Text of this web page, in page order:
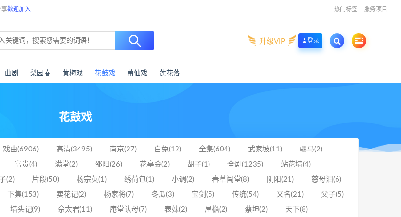
享歡迎加入 热门标签 服务项目
升级VIP 登录
曲剧 梨园春 黄梅戏 花鼓戏 莆仙戏 莲花落
花鼓戏
戏曲(6906) 高清(3495) 南京(27) 白兔(12) 全集(604) 武家坡(11) 骡马(2)
富贵(4) 满堂(2) 邵阳(26) 花亭会(2) 胡子(1) 全剧(1235) 站花墙(4)
(2) 片段(50) 杨宗英(1) 绣荷包(1) 小调(2) 春草闯堂(8) 阴阳(21) 慈母泪(6)
下集(153) 卖花记(2) 杨家将(7) 冬瓜(3) 宝剑(5) 传统(54) 又名(21) 父子(5)
墙头记(9) 佘太君(11) 庵堂认母(7) 表妹(2) 屋檐(2) 蔡坤(2) 天下(8)